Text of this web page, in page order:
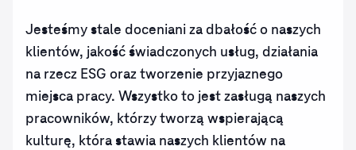
Jesteśmy stale doceniani za dbałość o naszych
klientów, jakość świadczonych usług, działania
na rzecz ESG oraz tworzenie przyjaznego
miejsca pracy. Wszystko to jest zasługą naszych
pracowników, którzy tworzą wspierającą
kulturę, która stawia naszych klientów na